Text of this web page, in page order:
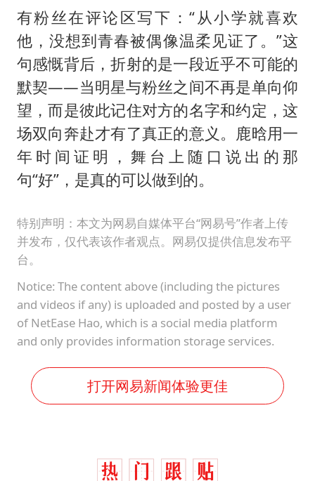
有粉丝在评论区写下：“从小学就喜欢
他，没想到青春被偶像温柔见证了。”这
句感慨背后，折射的是一段近乎不可能的
默契——当明星与粉丝之间不再是单向仰
望，而是彼此记住对方的名字和约定，这
场双向奔赴才有了真正的意义。鹿晗用一
年时间证明，舞台上随口说出的那
句“好”，是真的可以做到的。
特别声明：本文为网易自媒体平台“网易号”作者上传
并发布，仅代表该作者观点。网易仅提供信息发布平
台。
Notice: The content above (including the pictures
and videos if any) is uploaded and posted by a user
of NetEase Hao, which is a social media platform
and only provides information storage services.
打开网易新闻体验更佳